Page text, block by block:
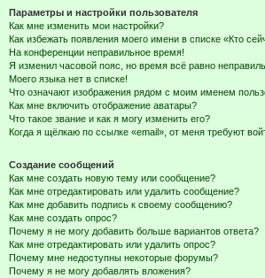
Параметры и настройки пользователя
Как мне изменить мои настройки?
Как избежать появления моего имени в списке «Кто
На конференции неправильное время!
Я изменил часовой пояс, но время всё равно
Моего языка нет в списке!
Что означают изображения рядом с моим именем
Как мне включить отображение аватары?
Что такое звание и как я могу изменить его?
Когда я щёлкаю по ссылке «email», от меня требуют
Создание сообщений
Как мне создать новую тему или сообщение?
Как мне отредактировать или удалить сообщение?
Как мне добавить подпись к своему сообщению?
Как мне создать опрос?
Почему я не могу добавить больше вариантов ответа?
Как мне отредактировать или удалить опрос?
Почему мне недоступны некоторые форумы?
Почему я не могу добавлять вложения?